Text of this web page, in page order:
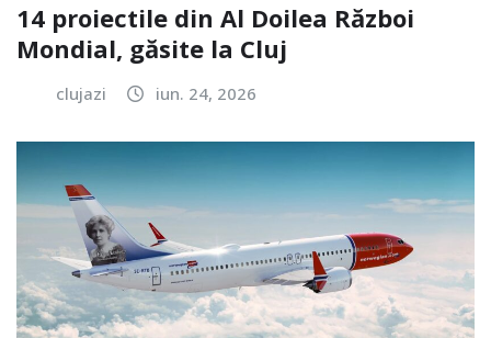
14 proiectile din Al Doilea Război
Mondial, găsite la Cluj
clujazi iun. 24, 2026